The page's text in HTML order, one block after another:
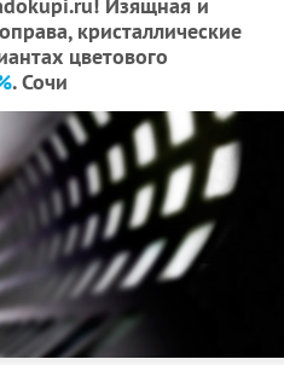
кристаллические
цветового
. Сочи